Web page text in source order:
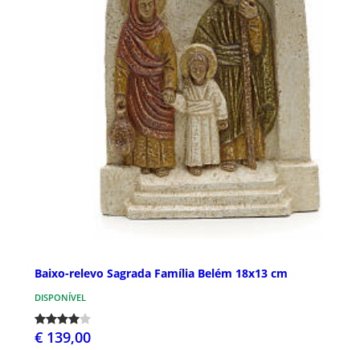
Baixo-relevo Sagrada Família Belém 18x13 cm
DISPONÍVEL
€ 139,00